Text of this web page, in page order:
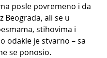
posle povremeno i da
Beograda, ali se u
stihovima i
odakle je stvarno – sa
se ponosio.